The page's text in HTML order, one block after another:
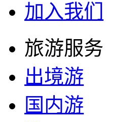
加入我们
旅游服务
出境游
国内游